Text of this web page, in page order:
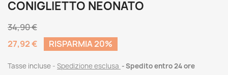
CONIGLIETTO NEONATO
34,90 €
27,92 €
RISPARMIA 20%
Tasse incluse Spedizione esclusa Spedito entro 24 ore